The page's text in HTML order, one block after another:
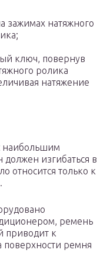
зажимах натяжного
ключ, повернув
ролика
натяжение
наибольшим
изгибаться в
относится только к
ремень
приводит к
ремня